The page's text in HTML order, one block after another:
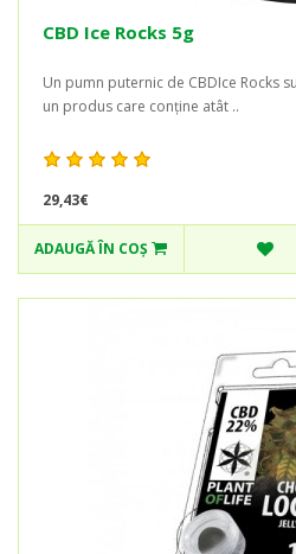
CBD Ice Rocks 5g
Un pumn puternic de CBDIce Rocks
un produs care conține atât ..
29,43€
ADAUGĂ ÎN COŞ